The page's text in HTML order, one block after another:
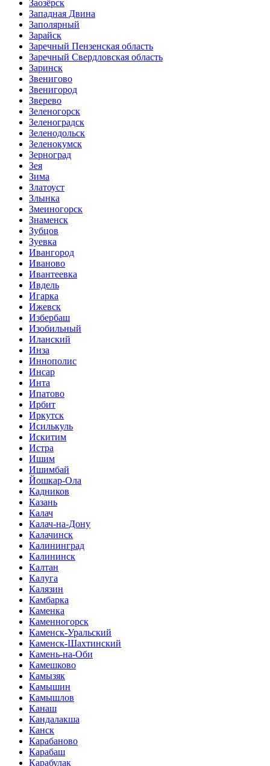
Заозёрск
Западная Двина
Заполярный
Зарайск
Заречный Пензенская область
Заречный Свердловская область
Заринск
Звенигово
Звенигород
Зверево
Зеленогорск
Зеленоградск
Зеленодольск
Зеленокумск
Зерноград
Зея
Зима
Златоуст
Злынка
Змеиногорск
Знаменск
Зубцов
Зуевка
Ивангород
Иваново
Ивантеевка
Ивдель
Игарка
Ижевск
Избербаш
Изобильный
Иланский
Инза
Иннополис
Инсар
Инта
Ипатово
Ирбит
Иркутск
Исилькуль
Искитим
Истра
Ишим
Ишимбай
Йошкар-Ола
Кадников
Казань
Калач
Калач-на-Дону
Калачинск
Калининград
Калининск
Калтан
Калуга
Калязин
Камбарка
Каменка
Каменногорск
Каменск-Уральский
Каменск-Шахтинский
Камень-на-Оби
Камешково
Камызяк
Камышин
Камышлов
Канаш
Кандалакша
Канск
Карабаново
Карабаш
Карабулак